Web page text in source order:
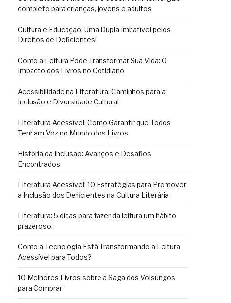
completo para crianças, jovens e adultos
Cultura e Educação: Uma Dupla Imbatível pelos
Direitos de Deficientes!
Como a Leitura Pode Transformar Sua Vida: O
Impacto dos Livros no Cotidiano
Acessibilidade na Literatura: Caminhos para a
Inclusão e Diversidade Cultural
Literatura Acessível: Como Garantir que Todos
Tenham Voz no Mundo dos Livros
História da Inclusão: Avanços e Desafios
Encontrados
Literatura Acessível: 10 Estratégias para Promover
a Inclusão dos Deficientes na Cultura Literária
Literatura: 5 dicas para fazer da leitura um hábito
prazeroso.
Como a Tecnologia Está Transformando a Leitura
Acessível para Todos?
10 Melhores Livros sobre a Saga dos Volsungos
para Comprar